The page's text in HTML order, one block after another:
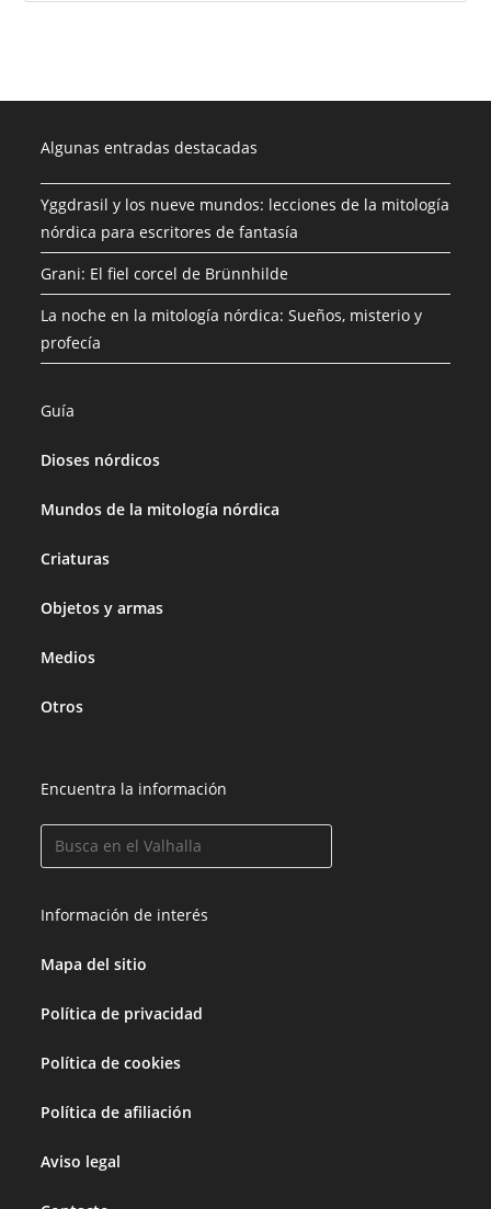
Algunas entradas destacadas
Yggdrasil y los nueve mundos: lecciones de la mitología
nórdica para escritores de fantasía
Grani: El fiel corcel de Brünnhilde
La noche en la mitología nórdica: Sueños, misterio y
profecía
Guía
Dioses nórdicos
Mundos de la mitología nórdica
Criaturas
Objetos y armas
Medios
Otros
Encuentra la información
Información de interés
Mapa del sitio
Política de privacidad
Política de cookies
Política de afiliación
Aviso legal